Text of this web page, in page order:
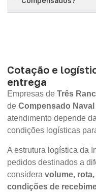
Cotação e
entrega
Empresas de Três
de Compensado Naval
atendimento depende
condições logísticas
A estrutura logística da
pedidos destinados a
considera volume,
condições de